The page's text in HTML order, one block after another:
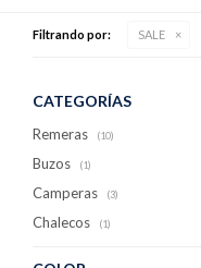
Filtrando por: SALE
CATEGORÍAS
Remeras (10)
Buzos (1)
Camperas (3)
Chalecos (1)